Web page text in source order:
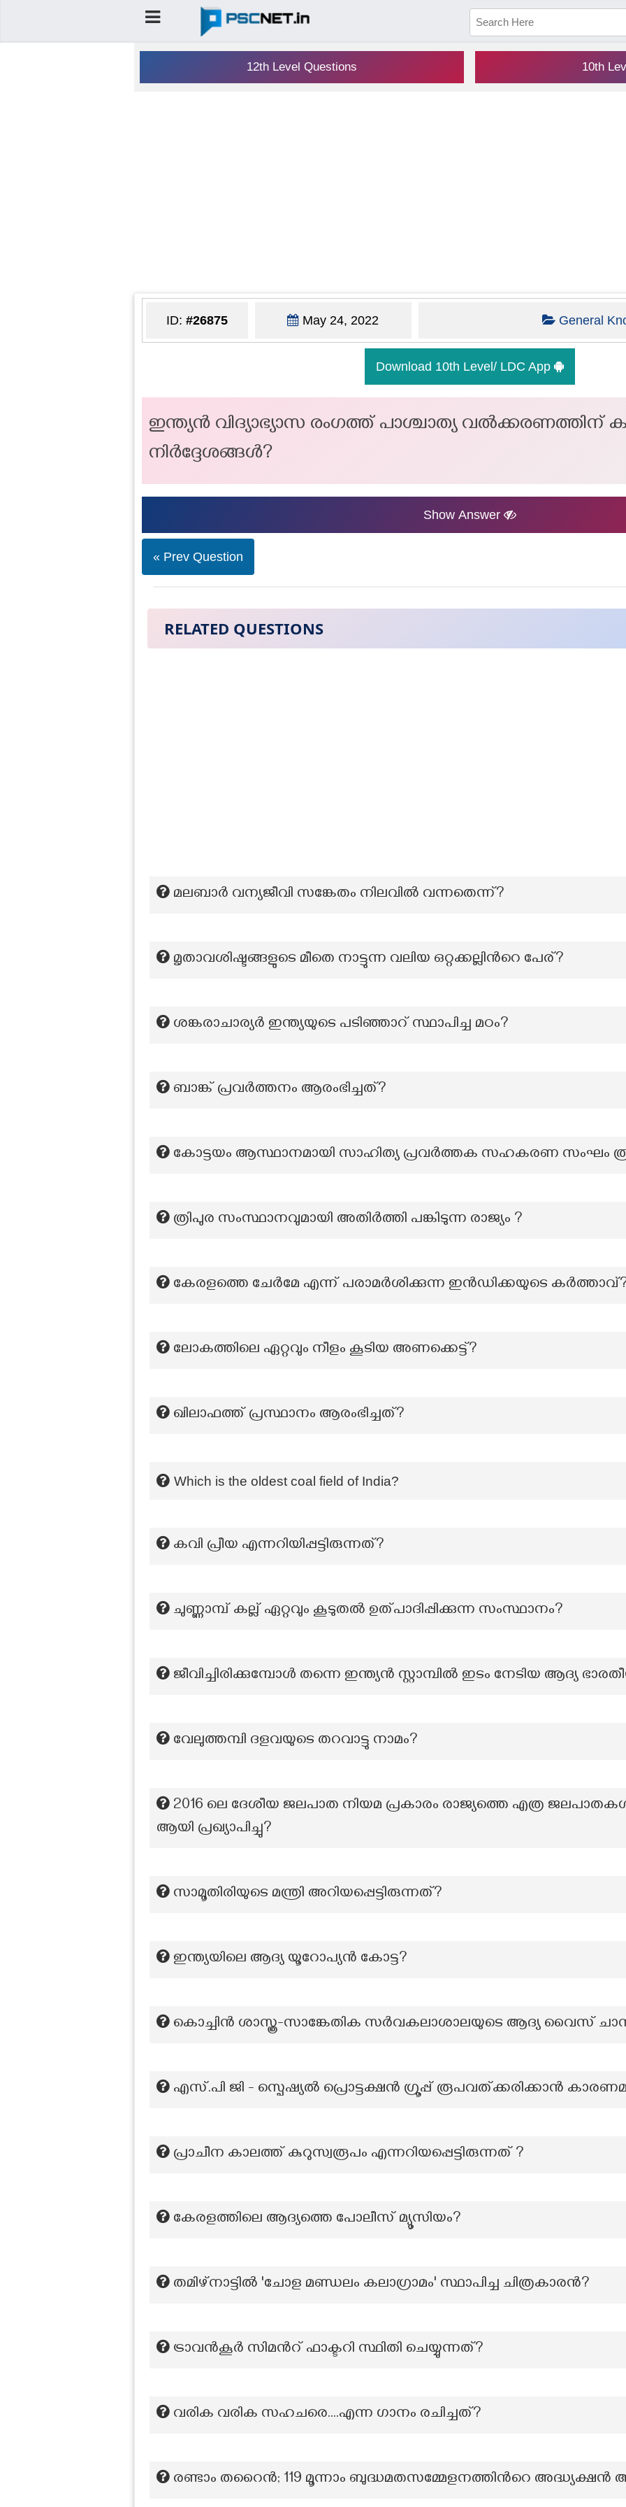
12th Level Questions 10th
ID: #26875 May 24, 2022 General
Download 10th Level/ LDC App
ഇന്ത്യൻ വിദ്യാഭ്യാസ രംഗത്ത് പാശ്ചാത്യ വൽക്കരണത്തിന്
നിർദ്ദേശങ്ങൾ?
Show Answer
« Prev Question
RELATED QUESTIONS
മലബാർ വന്യജീവി സങ്കേതം നിലവിൽ വന്നതെന്ന്?
മൃതാവശിഷ്ടങ്ങളുടെ മീതെ നാട്ടുന്ന വലിയ ഒറ്റക്കല്ലിന്‍റെ പേര്?
ശങ്കരാചാര്യർ ഇന്ത്യയുടെ പടിഞ്ഞാറ് സ്ഥാപിച്ച മഠം?
ബാങ്ക് പ്രവർത്തനം ആരംഭിച്ചത്?
കോട്ടയം ആസ്ഥാനമായി സാഹിത്യ പ്രവർത്തക സഹകരണ സംഘം
ത്രിപുര സംസ്ഥാനവുമായി അതിർത്തി പങ്കിടുന്ന രാജ്യം ?
കേരളത്തെ ചേർമേ എന്ന് പരാമർശിക്കുന്ന ഇൻഡിക്കയുടെ
ലോകത്തിലെ ഏറ്റവും നീളം കൂടിയ അണക്കെട്ട്?
ഖിലാഫത്ത് പ്രസ്ഥാനം ആരംഭിച്ചത്?
Which is the oldest coal field of India?
കവി പ്രീയ എന്നറിയിപ്പട്ടിരുന്നത്?
ചുണ്ണാമ്പ് കല്ല് ഏറ്റവും കൂടുതൽ ഉത്പാദിപ്പിക്കുന്ന സംസ്ഥാനം?
ജീവിച്ചിരിക്കുമ്പോൾ തന്നെ ഇന്ത്യൻ സ്റ്റാമ്പിൽ ഇടം നേടിയ ആദ്യ
വേലുത്തമ്പി ദളവയുടെ തറവാട്ടു നാമം?
2016 ലെ ദേശീയ ജലപാത നിയമ പ്രകാരം രാജ്യത്തെ എത്ര
ആയി പ്രഖ്യാപിച്ചു?
സാമൂതിരിയുടെ മന്ത്രി അറിയപ്പെട്ടിരുന്നത്?
ഇന്ത്യയിലെ ആദ്യ യൂറോപ്യൻ കോട്ട?
കൊച്ചിൻ ശാസ്ത്ര-സാങ്കേതിക സർവകലാശാലയുടെ ആദ്യ വൈസ്
എസ്.പി ജി - സ്പെഷ്യൽ പ്രൊട്ടക്ഷൻ ഗ്രൂപ്പ് രൂപവത്ക്കരിക്കാൻ
പ്രാചീന കാലത്ത് കുറുസ്വരൂപം എന്നറിയപ്പെട്ടിരുന്നത് ?
കേരളത്തിലെ ആദ്യത്തെ പോലീസ് മ്യൂസിയം?
തമിഴ്നാട്ടിൽ 'ചോള മണ്ഡലം കലാഗ്രാമം' സ്ഥാപിച്ച ചിത്രകാരൻ?
ട്രാവന്‍കൂര്‍ സിമന്‍റ് ഫാക്ടറി സ്ഥിതി ചെയ്യുന്നത്?
വരിക വരിക സഹചരെ....എന്ന ഗാനം രചിച്ചത്?
രണ്ടാം തറൈന്‍; 119 മൂന്നാം ബുദ്ധമതസമ്മേളനത്തിന്‍റെ അദ്ധ്യക്ഷന്‍